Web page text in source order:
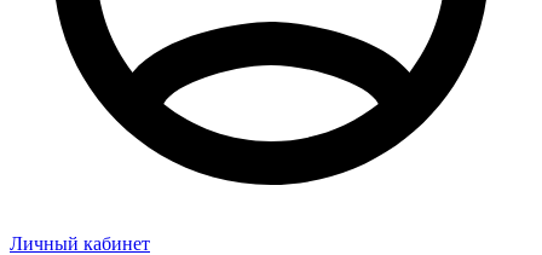
Личный кабинет